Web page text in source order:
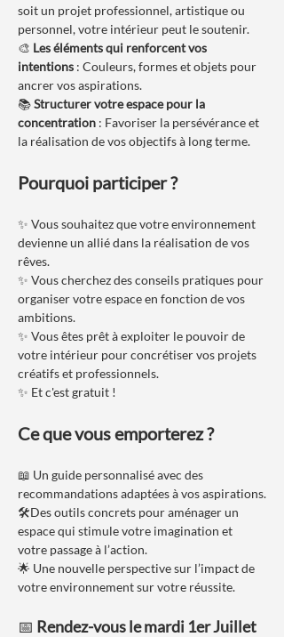
soit un projet professionnel, artistique ou
personnel, votre intérieur peut le soutenir.
🎨 Les éléments qui renforcent vos
intentions : Couleurs, formes et objets pour
ancrer vos aspirations.
📚 Structurer votre espace pour la
concentration : Favoriser la persévérance et
la réalisation de vos objectifs à long terme.
Pourquoi participer ?
✨ Vous souhaitez que votre environnement
devienne un allié dans la réalisation de vos
rêves.
✨ Vous cherchez des conseils pratiques pour
organiser votre espace en fonction de vos
ambitions.
✨ Vous êtes prêt à exploiter le pouvoir de
votre intérieur pour concrétiser vos projets
créatifs et professionnels.
✨ Et c'est gratuit !
Ce que vous emporterez ?
📖 Un guide personnalisé avec des
recommandations adaptées à vos aspirations.
🛠️Des outils concrets pour aménager un
espace qui stimule votre imagination et
votre passage à l’action.
🌟 Une nouvelle perspective sur l’impact de
votre environnement sur votre réussite.
📅 Rendez-vous le mardi 1er Juillet